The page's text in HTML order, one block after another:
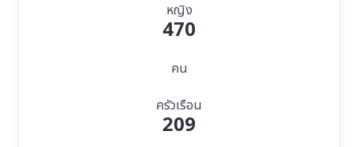
หญิง
470
คน
ครัวเรือน
209